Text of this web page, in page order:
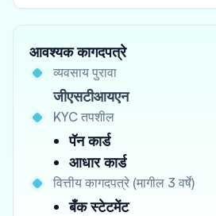
आवश्यक कागदपत्रे
व्यवसाय पुरावा
जीएसटीआयएन
KYC तपशील
पॅन कार्ड
आधार कार्ड
वित्तीय कागदपत्रे (मागील 3 वर्षे)
बँक स्टेटमेंट